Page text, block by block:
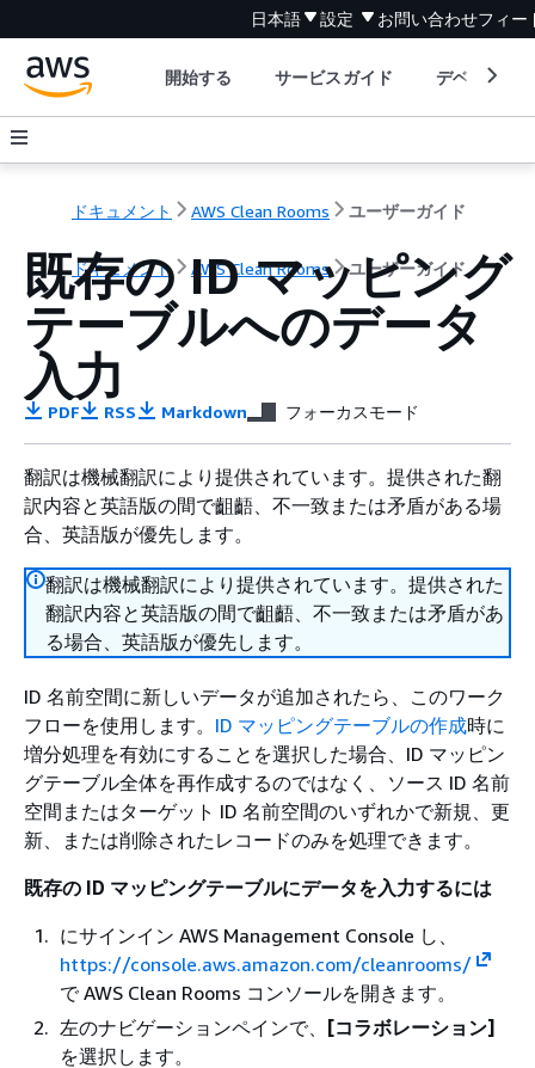
日本語 設定 お問い合わせフィー
開始する サービスガイド デベロッパ
ドキュメント AWS Clean Rooms ユーザーガイド
ドキュメント AWS Clean Rooms ユーザーガイド
既存の ID マッピング
テーブルへのデータ
入力
PDF RSS Markdown フォーカスモード
翻訳は機械翻訳により提供されています。提供された翻
訳内容と英語版の間で齟齬、不一致または矛盾がある場
合、英語版が優先します。
翻訳は機械翻訳により提供されています。提供された
翻訳内容と英語版の間で齟齬、不一致または矛盾があ
る場合、英語版が優先します。
ID 名前空間に新しいデータが追加されたら、このワーク
フローを使用します。 ID マッピングテーブルの作成時に
増分処理を有効にすることを選択した場合、ID マッピン
グテーブル全体を再作成するのではなく、ソース ID 名前
空間またはターゲット ID 名前空間のいずれかで新規、更
新、または削除されたレコードのみを処理できます。
既存の ID マッピングテーブルにデータを入力するには
にサインイン AWS Management Console し、
https://console.aws.amazon.com/cleanrooms/
で AWS Clean Rooms コンソールを開きます。
左のナビゲーションペインで、
[コラボレーション]
を選択します。